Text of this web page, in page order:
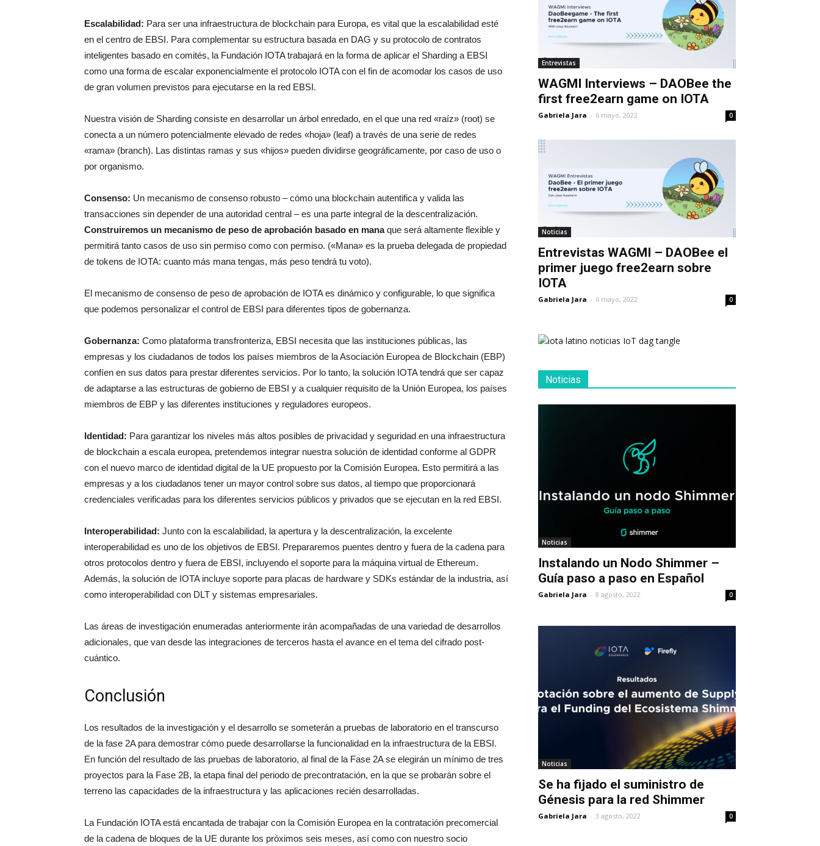
Escalabilidad: Para ser una infraestructura de blockchain para Europa, es vital que la escalabilidad esté
en el centro de EBSI. Para complementar su estructura basada en DAG y su protocolo de contratos
inteligentes basado en comités, la Fundación IOTA trabajará en la forma de aplicar el Sharding a EBSI
como una forma de escalar exponencialmente el protocolo IOTA con el fin de acomodar los casos de uso
de gran volumen previstos para ejecutarse en la red EBSI.
Nuestra visión de Sharding consiste en desarrollar un árbol enredado, en el que una red «raíz» (root) se
conecta a un número potencialmente elevado de redes «hoja» (leaf) a través de una serie de redes
«rama» (branch). Las distintas ramas y sus «hijos» pueden dividirse geográficamente, por caso de uso o
por organismo.
Consenso: Un mecanismo de consenso robusto – cómo una blockchain autentifica y valida las
transacciones sin depender de una autoridad central – es una parte integral de la descentralización.
Construiremos un mecanismo de peso de aprobación basado en manaque será altamente flexible y
permitirá tanto casos de uso sin permiso como con permiso. («Mana» es la prueba delegada de propiedad
de tokens de IOTA: cuanto más mana tengas, más peso tendrá tu voto).
El mecanismo de consenso de peso de aprobación de IOTA es dinámico y configurable, lo que significa
que podemos personalizar el control de EBSI para diferentes tipos de gobernanza.
Gobernanza: Como plataforma transfronteriza, EBSI necesita que las instituciones públicas, las
empresas y los ciudadanos de todos los países miembros de la Asociación Europea de Blockchain (EBP)
confíen en sus datos para prestar diferentes servicios. Por lo tanto, la solución IOTA tendrá que ser capaz
de adaptarse a las estructuras de gobierno de EBSI y a cualquier requisito de la Unión Europea, los países
miembros de EBP y las diferentes instituciones y reguladores europeos.
Identidad: Para garantizar los niveles más altos posibles de privacidad y seguridad en una infraestructura
de blockchain a escala europea, pretendemos integrar nuestra solución de identidad conforme al GDPR
con el nuevo marco de identidad digital de la UE propuesto por la Comisión Europea. Esto permitirá a las
empresas y a los ciudadanos tener un mayor control sobre sus datos, al tiempo que proporcionará
credenciales verificadas para los diferentes servicios públicos y privados que se ejecutan en la red EBSI.
Interoperabilidad: Junto con la escalabilidad, la apertura y la descentralización, la excelente
interoperabilidad es uno de los objetivos de EBSI. Prepararemos puentes dentro y fuera de la cadena para
otros protocolos dentro y fuera de EBSI, incluyendo el soporte para la máquina virtual de Ethereum.
Además, la solución de IOTA incluye soporte para placas de hardware y SDKs estándar de la industria, así
como interoperabilidad con DLT y sistemas empresariales.
Las áreas de investigación enumeradas anteriormente irán acompañadas de una variedad de desarrollos
adicionales, que van desde las integraciones de terceros hasta el avance en el tema del cifrado post-
cuántico.
Conclusión
Los resultados de la investigación y el desarrollo se someterán a pruebas de laboratorio en el transcurso
de la fase 2A para demostrar cómo puede desarrollarse la funcionalidad en la infraestructura de la EBSI.
En función del resultado de las pruebas de laboratorio, al final de la Fase 2A se elegirán un mínimo de tres
proyectos para la Fase 2B, la etapa final del periodo de precontratación, en la que se probarán sobre el
terreno las capacidades de la infraestructura y las aplicaciones recién desarrolladas.
La Fundación IOTA está encantada de trabajar con la Comisión Europea en la contratación precomercial
de la cadena de bloques de la UE durante los próximos seis meses, así como con nuestro socio
Entrevistas
WAGMI Interviews – DAOBee the
first free2earn game on IOTA
Gabriela Jara - 6 mayo, 2022 0
Noticias
Entrevistas WAGMI – DAOBee el
primer juego free2earn sobre
IOTA
Gabriela Jara - 6 mayo, 2022 0
Noticias
Noticias
Instalando un Nodo Shimmer –
Guía paso a paso en Español
Gabriela Jara - 8 agosto, 2022 0
Noticias
Se ha fijado el suministro de
Génesis para la red Shimmer
Gabriela Jara - 3 agosto, 2022 0